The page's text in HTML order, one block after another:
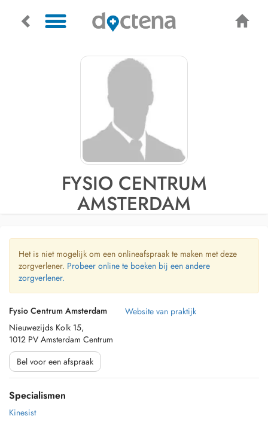
FYSIO CENTRUM
AMSTERDAM
Het is niet mogelijk om een onlineafspraak te maken met deze
zorgverlener. Probeer online te boeken bij een andere
zorgverlener.
Fysio Centrum Amsterdam
Nieuwezijds Kolk 15,
1012 PV Amsterdam Centrum
Website van praktijk
Bel voor een afspraak
Specialismen
Kinesist